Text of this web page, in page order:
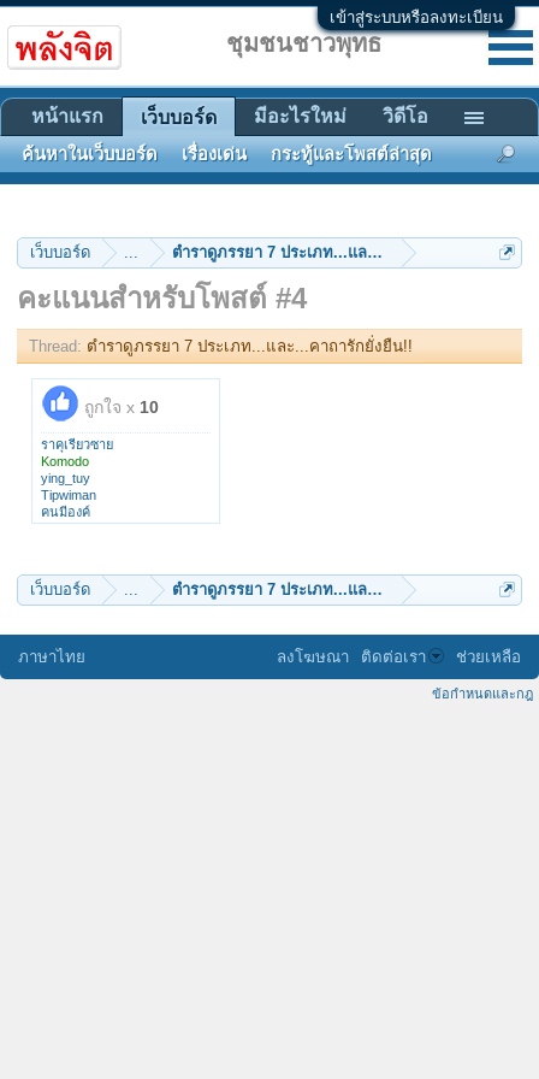
เข้าสู่ระบบหรือลงทะเบียน
เว็บบอร์ด ... ตำราดูภรรยา 7 ประเภท...และ...คาถารักยั่งยืน!!
คะแนนสำหรับโพสต์ #4
Thread: ตำราดูภรรยา 7 ประเภท...และ...คาถารักยั่งยืน!!
ถูกใจ x 10
ราคุเรียวซาย
Komodo
ying_tuy
Tipwiman
คนมีองค์
สายนำแก่ง
หมั่นเพียร
Supop
เว็บบอร์ด ... ตำราดูภรรยา 7 ประเภท...และ...คาถารักยั่งยืน!!
ชุมชนชาวพุทธ
หน้าแรก เว็บบอร์ด
ค้นหาในเว็บบอร์ด เรื่องเด่น กระทู้และโพสต์ล่าสุด
มีอะไรใหม่ วิดีโอ
ภาษาไทย ลงโฆษณา ติดต่อเรา ช่วยเหลือ
ข้อกำหนดและกฎ